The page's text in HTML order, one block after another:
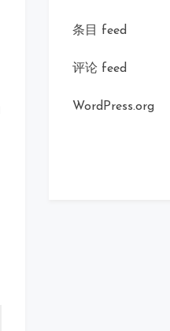
条目 feed
评论 feed
WordPress.org